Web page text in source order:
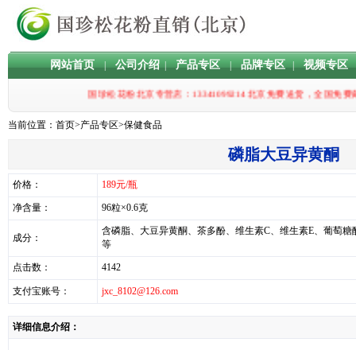
网站首页 | 公司介绍 | 产品专区 | 品牌专区 | 视频专区
国珍松花粉北京专营店：13341099214 北京免费送货，全国
当前位置： 首页>产品专区>保健食品
磷脂大豆异黄酮
价格： 189元/瓶
净含量： 96粒×0.6克
成分：
含磷脂、大豆异黄酮、茶多酚、维生素C、维生素E、葡萄糖
等
点击数： 4142
支付宝账号： jxc_8102@126.com
详细信息介绍：